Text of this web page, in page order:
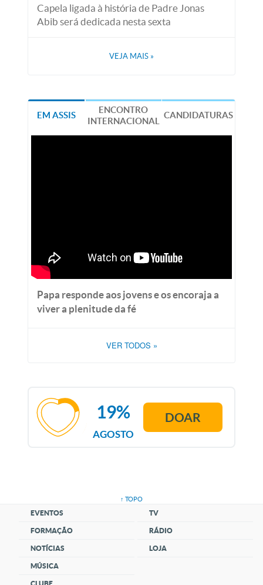
Capela ligada à história de Padre Jonas
Abib será dedicada nesta sexta
VEJA MAIS »
EM ASSIS
ENCONTRO
INTERNACIONAL
CANDIDATURAS
Papa responde aos jovens e os encoraja a
viver a plenitude da fé
VER TODOS »
AGOSTO
19% DOAR
↑ TOPO
EVENTOS
FORMAÇÃO
NOTÍCIAS
MÚSICA
CLUBE
TV
RÁDIO
LOJA